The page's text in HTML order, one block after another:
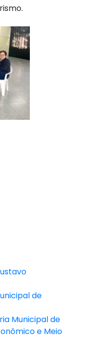
de
Municipal de
e Meio